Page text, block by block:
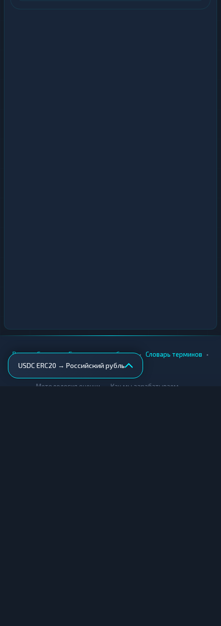
USDC ERC20 → Российский рубль
Вики • Города • Безопасность обмена • Словарь терминов •
AML-проверка
Методология оценки Как мы зарабатываем